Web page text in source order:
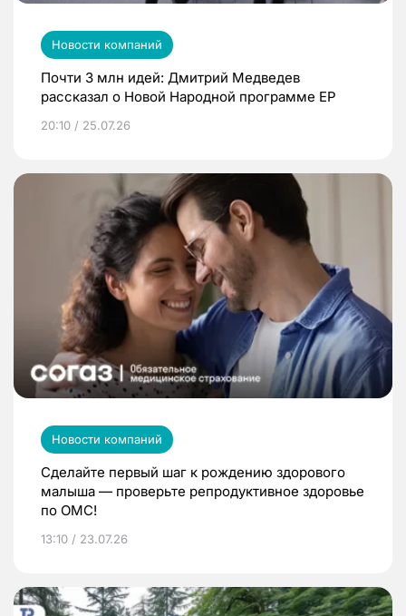
Новости компаний
Почти 3 млн идей: Дмитрий Медведев
рассказал о Новой Народной программе ЕР
20:10 / 25.07.26
Новости компаний
Сделайте первый шаг к рождению здорового
малыша — проверьте репродуктивное здоровье
по ОМС!
13:10 / 23.07.26